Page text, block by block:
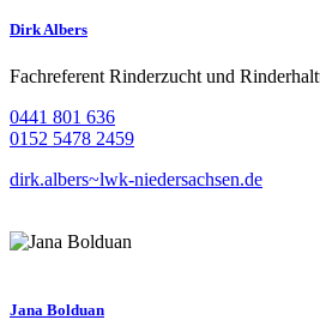
Dirk Albers
Fachreferent Rinderzucht und
0441 801 636
0152 5478 2459
dirk.albers~lwk-niedersachsen.de
Jana Bolduan